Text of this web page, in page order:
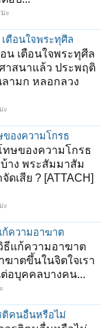
ะ
ตือนใจพระทุศีล
น เตือนใจพระทุศีล
สนาแล้ว ประพฤติ
ามก หลอกลวง
ะ
องความโกรธ
ษของความโกรธ
าง พระสัมมาสัม
ดเสีย ? [ATTACH]
ะ
ความอาฆาต
ธีแก้ความอาฆาต
ฆาตขึ้นในจิตใจเรา
อบุคคลบางคน...
ติคนอื่นหรือไม่